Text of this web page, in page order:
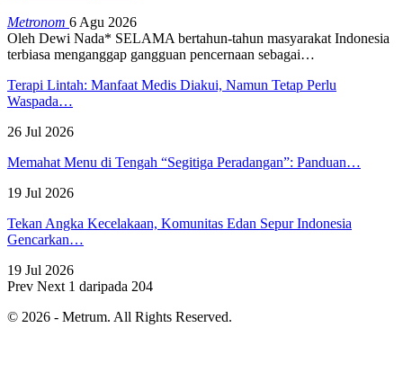
Metronom 6 Agu 2026
Oleh Dewi Nada* SELAMA bertahun-tahun masyarakat Indonesia
terbiasa menganggap gangguan pencernaan sebagai…
Terapi Lintah: Manfaat Medis Diakui, Namun Tetap Perlu
Waspada…
26 Jul 2026
Memahat Menu di Tengah “Segitiga Peradangan”: Panduan…
19 Jul 2026
Tekan Angka Kecelakaan, Komunitas Edan Sepur Indonesia
Gencarkan…
19 Jul 2026
Prev Next 1 daripada 204
© 2026 - Metrum. All Rights Reserved.